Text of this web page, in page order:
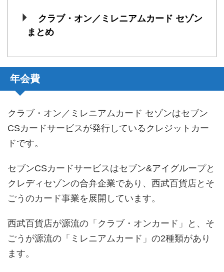
クラブ・オン／ミレニアムカード セゾン
まとめ
年会費
クラブ・オン／ミレニアムカード セゾンはセブン
CSカードサービスが発行しているクレジットカー
ドです。
セブンCSカードサービスはセブン&アイグループと
クレディセゾンの合弁企業であり、西武百貨店とそ
ごうのカード事業を展開しています。
西武百貨店が源流の「クラブ・オンカード」と、そ
ごうが源流の「ミレニアムカード」の2種類があり
ます。